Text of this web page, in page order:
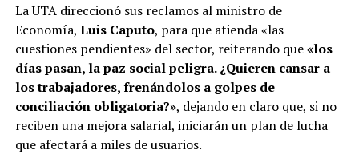
La UTA direccionó sus reclamos al ministro de
Economía, Luis Caputo, para que atienda «las
cuestiones pendientes» del sector, reiterando que«los
días pasan, la paz social peligra. ¿Quieren cansar a
los trabajadores, frenándolos a golpes de
conciliación obligatoria?», dejando en claro que, si no
reciben una mejora salarial, iniciarán un plan de lucha
que afectará a miles de usuarios.